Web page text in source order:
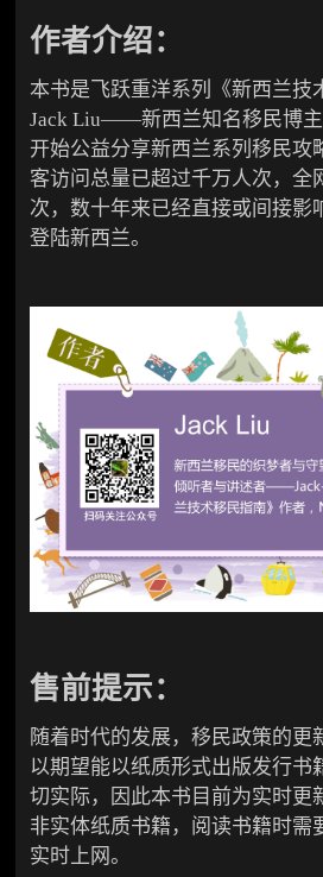
作者介绍：
本书是飞跃重洋系列《新西兰技
Jack Liu——新西兰知名移民博
开始公益分享新西兰系列移民攻
客访问总量已超过千万人次，全
次，数十年来已经直接或间接影
登陆新西兰。
售前提示：
随着时代的发展，移民政策的更
以期望能以纸质形式出版发行书
切实际，因此本书目前为实时更
非实体纸质书籍，阅读书籍时需
实时上网。